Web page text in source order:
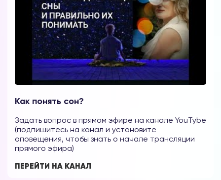
Как понять сон?
Задать вопрос в прямом эфире на канале YouTybe
(подпишитесь на канал и установите
оповещения, чтобы знать о начале трансляции
прямого эфира)
ПЕРЕЙТИ НА КАНАЛ